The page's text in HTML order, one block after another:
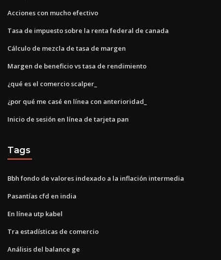
Acciones con mucho efectivo
Tasa de impuesto sobre la renta federal de canada
Cálculo de mezcla de tasa de margen
Margen de beneficio vs tasa de rendimiento
¿qué es el comercio scalper_
¿por qué me casé en línea con anterioridad_
Inicio de sesión en línea de tarjeta pan
Tags
Bbh fondo de valores indexado a la inflación intermedia
Pasantías cfd en india
En línea utp kabel
Tra estadísticas de comercio
Análisis del balance ge